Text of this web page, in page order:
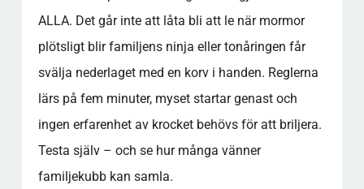
ALLA. Det går inte att låta bli att le när mormor
plötsligt blir familjens ninja eller tonåringen får
svälja nederlaget med en korv i handen. Reglerna
lärs på fem minuter, myset startar genast och
ingen erfarenhet av krocket behövs för att briljera.
Testa själv – och se hur många vänner
familjekubb kan samla.